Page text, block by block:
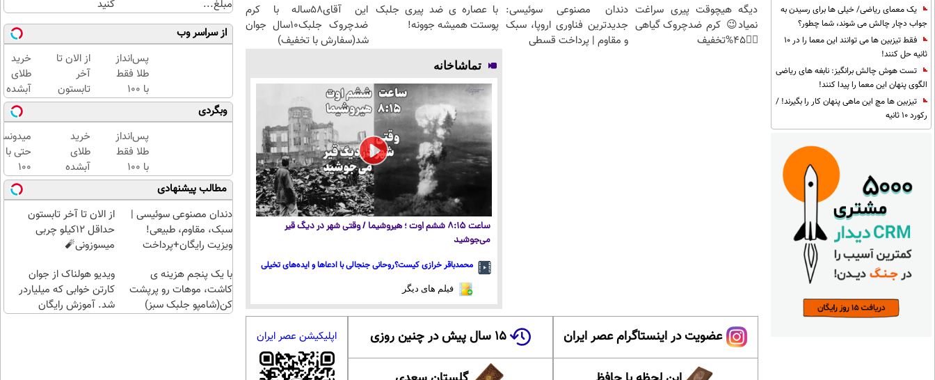
یک معمای ریاضی/ خیلی ها برای رسیدن به
جواب دچار چالش می شوند، شما چطور؟
فقط تیزبین ها می توانند این معما را در 10
ثانیه حل کنند!
تست هوش چالش برانگیز: نابغه های ریاضی
الگوی پنهان این معما را پیدا کنند!
تیزبین ها مچ این ماهی پنهان کار را بگیرند! /
رکورد 10 ثانیه
دیگه هیچوقت پیری سراغت
نمیاد😉 کرم ضدچروک گیاهی
👈🏻45%تخفیف
دندان مصنوعی سوئیسی:
جدیدترین فناوری اروپا، سبک
و مقاوم | پرداخت قسطی
با عصاره ی ضد پیری جلبک
پوستت همیشه جوونه!
این آقای58ساله با کرم
ضدچروک جلبک10سال جوان
شد(سفارش با تخفیف)
تماشاخانه
ساعت ۸:۱۵ ششم اوت ؛ هیروشیما / وقتی شهر در دیگ قیر
می‌جوشید
محمدباقر خرازی کیست؟روحانی جنجالی با ادعاها و ایده‌های تخیلی
فیلم های دیگر
عضویت در اینستاگرام عصر ایران ۱۵ سال پیش در چنین روزی اپلیکیشن عصر ایران
مبلغ...
کنید
از سراسر وب
پس‌انداز
طلا فقط
با ۱۰۰
هزارتومان
(امن و
راحت)
از الان تا
آخر
تابستون
حداقل
12کیلو
چربی
میسوزونی
🧨
خرید
طلای
آبشده
حتی با
۱۰۰هزارتومان
وبگردی
پس‌انداز
طلا فقط
با ۱۰۰
هزارتومان
(امن و
راحت)
خرید
طلای
آبشده
حتی با
۱۰۰هزارتومان
حتی با
۱۰۰
هم
میتونی
مطالب پیشنهادی
دندان مصنوعی سوئیسی |
سبک، مقاوم، طبیعی!
ویزیت رایگان+پرداخت
از الان تا آخر تابستون
حداقل 12کیلو چربی
میسوزونی🧨
با یک پنجم هزینه ی
کاشت، موهات رو پرپشت
کن(شامپو جلبک سبز)
ویدیو هولناک از جوان
کارتن خوابی که میلیاردر
شد. آموزش رایگان